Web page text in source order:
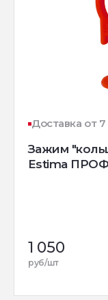
Доставка от
Зажим
Estima
1 050
руб/шт